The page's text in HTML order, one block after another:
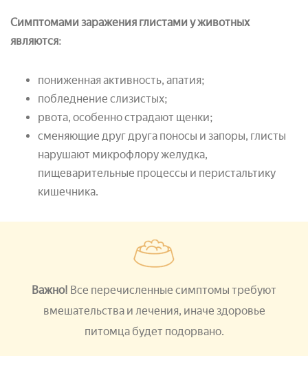
Симптомами заражения глистами у животных
являются:
пониженная активность, апатия;
побледнение слизистых;
рвота, особенно страдают щенки;
сменяющие друг друга поносы и запоры, глисты
нарушают микрофлору желудка,
пищеварительные процессы и перистальтику
кишечника.
Важно! Все перечисленные симптомы требуют
вмешательства и лечения, иначе здоровье
питомца будет подорвано.